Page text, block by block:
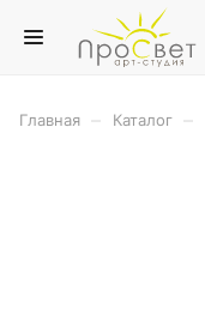
Главная Каталог